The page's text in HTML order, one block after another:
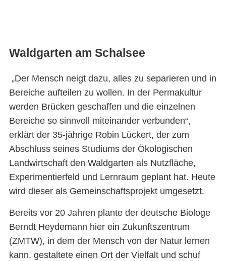
Waldgarten am Schalsee
„Der Mensch neigt dazu, alles zu separieren und in
Bereiche aufteilen zu wollen. In der Permakultur
werden Brücken geschaffen und die einzelnen
Bereiche so sinnvoll miteinander verbunden“,
erklärt der 35-jährige Robin Lückert, der zum
Abschluss seines Studiums der Ökologischen
Landwirtschaft den Waldgarten als Nutzfläche,
Experimentierfeld und Lernraum geplant hat. Heute
wird dieser als Gemeinschaftsprojekt umgesetzt.
Bereits vor 20 Jahren plante der deutsche Biologe
Berndt Heydemann hier ein Zukunftszentrum
(ZMTW), in dem der Mensch von der Natur lernen
kann, gestaltete einen Ort der Vielfalt und schuf